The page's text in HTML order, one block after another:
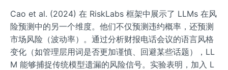
Cao et al. (2024) 在 RiskLabs 框架中展示了 LLMs 在风
险预测中的另一个维度。他们不仅预测违约概率，还预测
市场风险（波动率）。通过分析财报电话会议的语言风格
变化（如管理层用词是否更加谨慎、回避某些话题），LL
M 能够捕捉传统模型遗漏的风险信号。实验表明，加入 L